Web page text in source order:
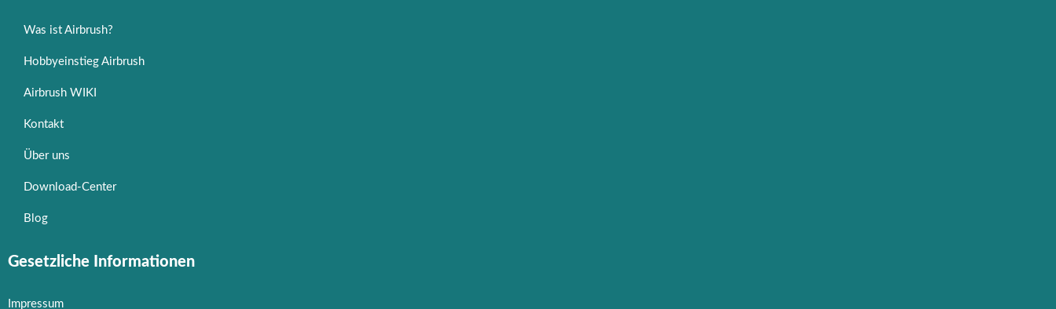
Was ist Airbrush?
Hobbyeinstieg Airbrush
Airbrush WIKI
Kontakt
Über uns
Download-Center
Blog
Gesetzliche Informationen
Impressum